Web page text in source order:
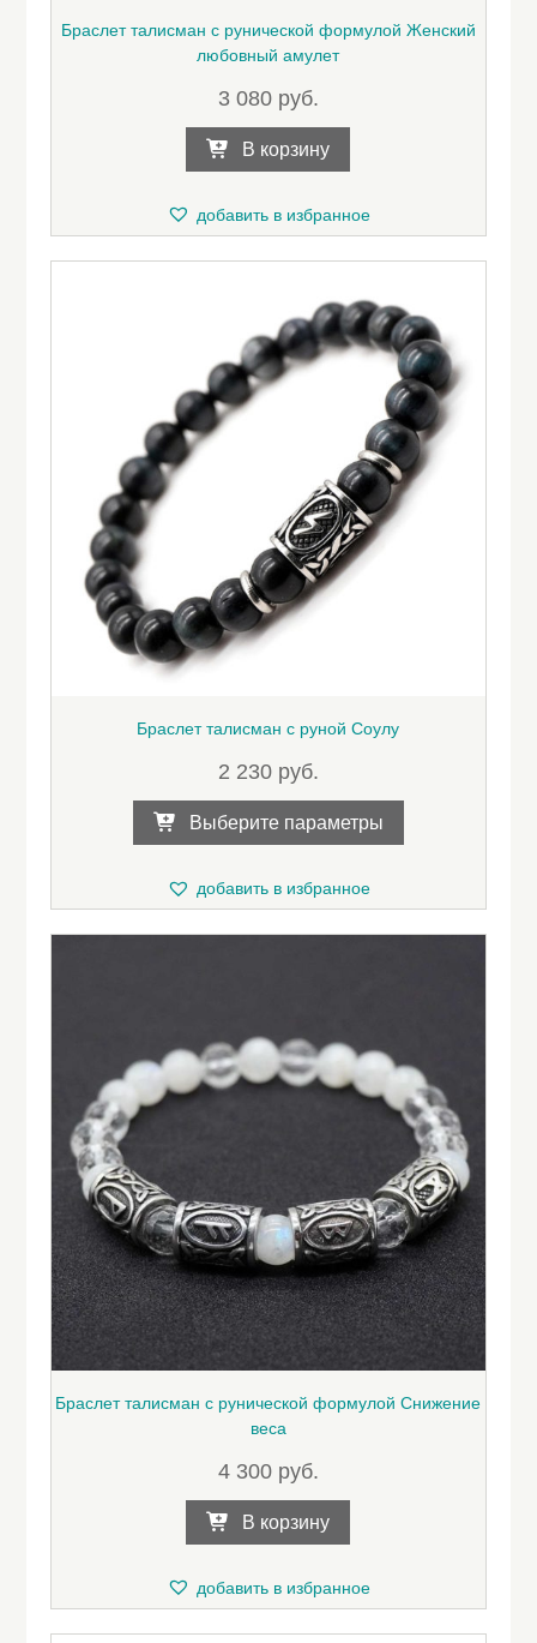
Браслет талисман с рунической формулой Женский
любовный амулет
3 080 руб.
В корзину
добавить в избранное
Браслет талисман с руной Соулу
2 230 руб.
Выберите параметры
вариаций.
Опции
товара.
добавить в избранное
Браслет талисман с рунической формулой Снижение
веса
4 300 руб.
В корзину
добавить в избранное